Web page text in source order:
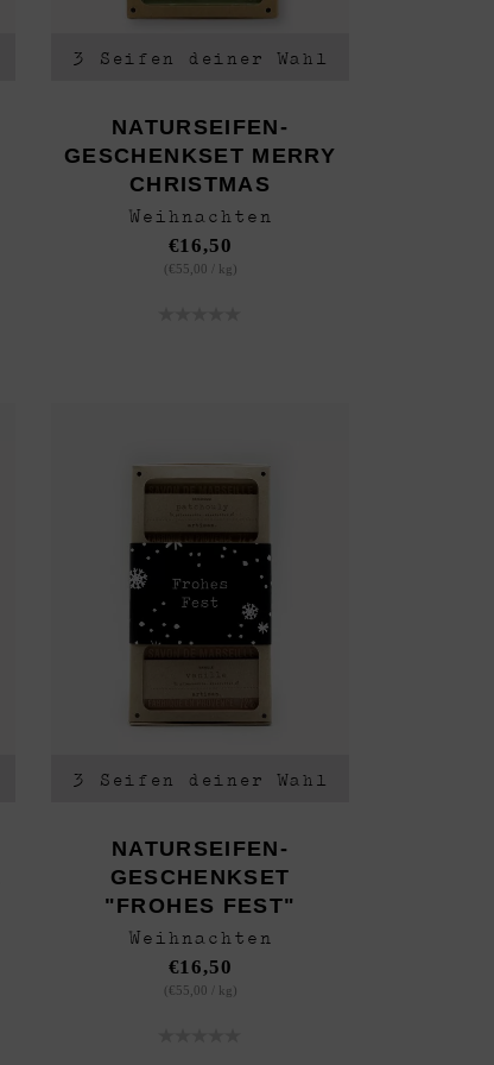
3 Seifen deiner Wahl
NATURSEIFEN-
GESCHENKSET MERRY
CHRISTMAS
Weihnachten
€16,50
( €55,00 kg )
3 Seifen deiner Wahl
NATURSEIFEN-
GESCHENKSET
"FROHES FEST"
Weihnachten
€16,50
( €55,00 kg )